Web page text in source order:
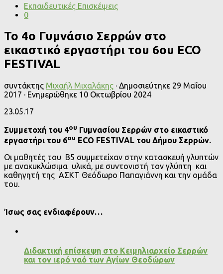
Εκπαιδευτικές Επισκέψεις
0
To 4ο Γυμνάσιο Σερρών στο
εικαστικό εργαστήρι του 6ου ECO
FESTIVAL
συντάκτης Μιχαήλ Μιχαλάκης · Δημοσιεύτηκε 29 Μαΐου
2017 · Ενημερώθηκε 10 Οκτωβρίου 2024
23.05.17
Συμμετοχή του 4ου Γυμνασίου Σερρών στο εικαστικό
εργαστήρι του 6ου ECO FESTIVAL του Δήμου Σερρών.
Οι μαθητές του Β5 συμμετείχαν στην κατασκευή γλυπτών
με ανακυκλώσιμα υλικά, με συντονιστή τον γλύπτη και
καθηγητή της ΑΣΚΤ Θεόδωρο Παπαγιάννη και την ομάδα
του.
Ίσως σας ενδιαφέρουν…
Διδακτική επίσκεψη στο Κειμηλιαρχείο Σερρών
και τον ιερό ναό των Αγίων Θεοδώρων